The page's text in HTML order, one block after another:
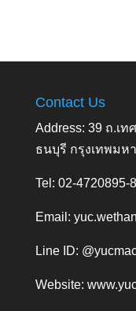
Contact Us
Address: 39 ถ.เ
ธนบุรี กรุงเทพมห
Tel: 02-4720895-8
Email:
Line ID:
Website: